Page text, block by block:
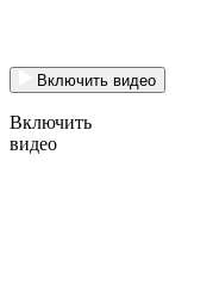
Включить видео
Включить
видео